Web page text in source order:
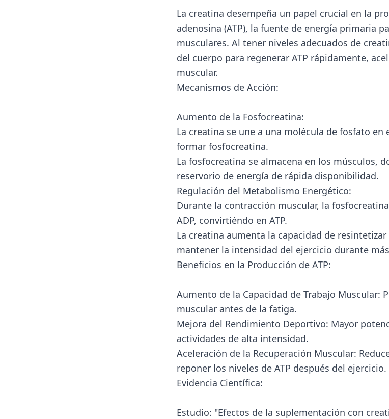
La creatina desempeña un papel crucial en la
adenosina (ATP), la fuente de energía primaria
musculares. Al tener niveles adecuados de
del cuerpo para regenerar ATP rápidamente,
muscular.
Mecanismos de Acción:
Aumento de la Fosfocreatina:
La creatina se une a una molécula de fosfato en
formar fosfocreatina.
La fosfocreatina se almacena en los músculos,
reservorio de energía de rápida disponibilidad.
Regulación del Metabolismo Energético:
Durante la contracción muscular, la
ADP, convirtiéndo en ATP.
La creatina aumenta la capacidad de
mantener la intensidad del ejercicio durante
Beneficios en la Producción de ATP:
Aumento de la Capacidad de Trabajo Muscular:
muscular antes de la fatiga.
Mejora del Rendimiento Deportivo: Mayor
actividades de alta intensidad.
Aceleración de la Recuperación Muscular:
reponer los niveles de ATP después del ejercicio.
Evidencia Científica:
Estudio: "Efectos de la suplementación con